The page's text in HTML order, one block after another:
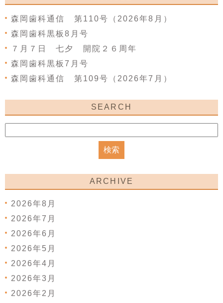
森岡歯科通信 第110号（2026年8月）
森岡歯科黒板8月号
７月７日 七夕 開院２６周年
森岡歯科黒板7月号
森岡歯科通信 第109号（2026年7月）
SEARCH
ARCHIVE
2026年8月
2026年7月
2026年6月
2026年5月
2026年4月
2026年3月
2026年2月